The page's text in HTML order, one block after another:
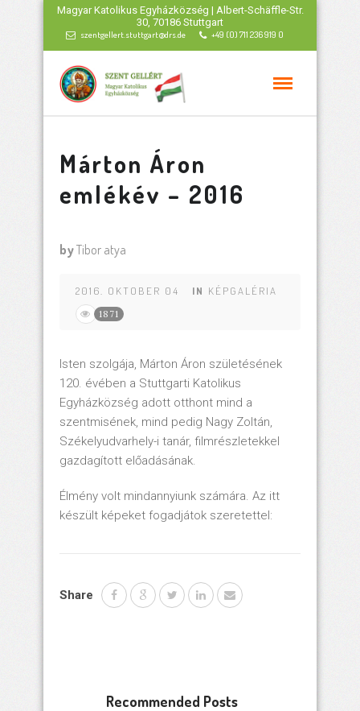
Magyar Katolikus Egyházközség | Albert-Schäffle-Str.
30, 70186 Stuttgart
szentgellert.stuttgart@drs.de +49 (0) 711 236 919 0
Márton Áron
emlékév – 2016
byTibor atya
2016. OKTOBER 04 IN KÉPGALÉRIA
1871
Isten szolgája, Márton Áron születésének
120. évében a Stuttgarti Katolikus
Egyházközség adott otthont mind a
szentmisének, mind pedig Nagy Zoltán,
Székelyudvarhely-i tanár, filmrészletekkel
gazdagított előadásának.
Élmény volt mindannyiunk számára. Az itt
készült képeket fogadjátok szeretettel:
Share
Recommended Posts